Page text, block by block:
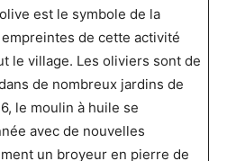
est le symbole de la
de cette activité
le village. Les oliviers sont de
de nombreux jardins de
le moulin à huile se
avec de nouvelles
un broyeur en pierre de